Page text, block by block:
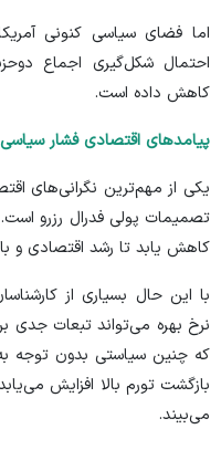
اما فضای سیاسی کنونی
احتمال شکل‌گیری اجماع
کاهش داده است.
پیامد‌های اقتصادی فشار
یکی از مهم‌ترین نگرانی‌های
تصمیمات پولی فدرال رزرو است.
کاهش یابد تا رشد اقتصادی و
با این حال بسیاری از
نرخ بهره می‌تواند تبعات جدی
که چنین سیاستی بدون توجه
بازگشت تورم بالا افزایش
می‌بیند.